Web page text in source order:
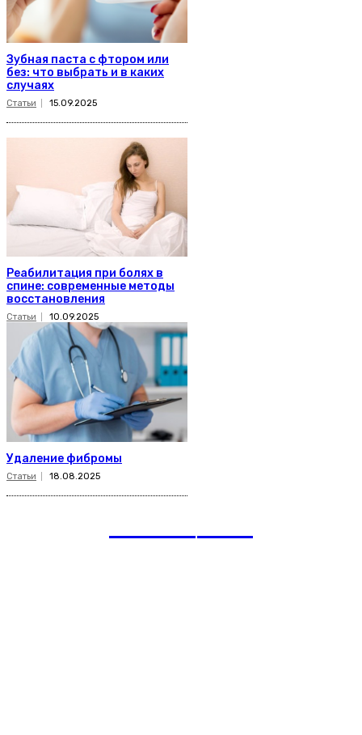
Зубная паста с фтором или
без: что выбрать и в каких
случаях
Статьи 15.09.2025
Реабилитация при болях в
спине: современные методы
восстановления
Статьи 10.09.2025
Удаление фибромы
Статьи 18.08.2025